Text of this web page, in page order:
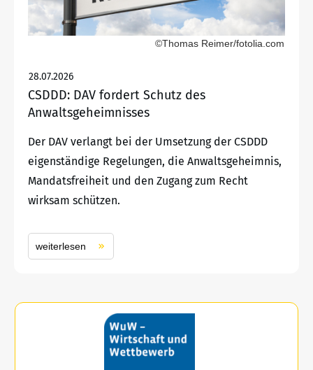
©Thomas Reimer/fotolia.com
28.07.2026
CSDDD: DAV fordert Schutz des
Anwaltsgeheimnisses
Der DAV verlangt bei der Umsetzung der CSDDD
eigenständige Regelungen, die Anwaltsgeheimnis,
Mandatsfreiheit und den Zugang zum Recht
wirksam schützen.
weiterlesen